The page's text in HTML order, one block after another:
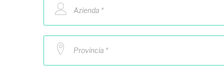
Azienda *
Provincia *